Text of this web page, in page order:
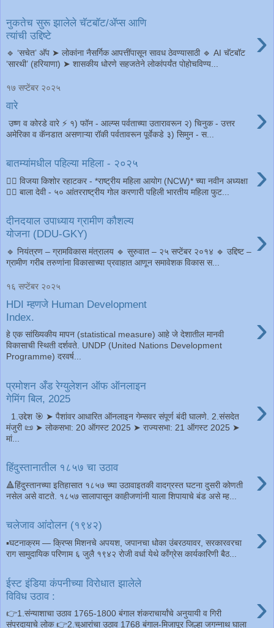
नुकतेच सुरू झालेले चॅटबॉट/ॲप्स आणि
त्यांची उद्दिष्टे
›
🔹 ‘सचेत’ अ‍ॅप ➤ लोकांना नैसर्गिक आपत्तींपासून सावध ठेवण्यासाठी 🔹 AI चॅटबॉट
‘सारथी’ (हरियाणा) ➤ शासकीय धोरणे सहजतेने लोकांपर्यंत पोहोचविण्य...
१७ सप्टेंबर २०२५
वारे ›
उष्ण व कोरडे वारे ⚡️ १) फॉन - आल्प्स पर्वताच्या उतारावरून २) चिनुक - उत्तर
अमेरिका व कॅनडात असणाऱ्या रॉकी पर्वतावरून पूर्वेकडे ३) सिमुन - स...
बातम्यांमधील पहिल्या महिला - २०२५ ›
१️⃣ विजया किशोर रहाटकर - *राष्ट्रीय महिला आयोग (NCW)* च्या नवीन अध्यक्षा
२️⃣ बाला देवी - ५० आंतरराष्ट्रीय गोल करणारी पहिली भारतीय महिला फुट...
दीनदयाल उपाध्याय ग्रामीण कौशल्य
योजना (DDU-GKY)
›
🔹 नियंत्रण – ग्रामविकास मंत्रालय 🔹 सुरुवात – २५ सप्टेंबर २०१४ 🔹 उद्दिष्ट –
ग्रामीण गरीब तरुणांना विकासाच्या प्रवाहात आणून समावेशक विकास स...
१६ सप्टेंबर २०२५
HDI म्हणजे Human Development
Index.
›
हे एक सांख्यिकीय मापन (statistical measure) आहे जे देशातील मानवी
विकासाची स्थिती दर्शवते. UNDP (United Nations Development
Programme) दरवर्ष...
प्रमोशन अँड रेग्युलेशन ऑफ ऑनलाइन
गेमिंग बिल, 2025
›
1.उद्देश 🎯 ➤ पैशांवर आधारित ऑनलाइन गेम्सवर संपूर्ण बंदी घालणे. 2.संसदेत
मंजुरी 📜 ➤ लोकसभा: 20 ऑगस्ट 2025 ➤ राज्यसभा: 21 ऑगस्ट 2025 ➤
मां...
हिंदुस्तानातील १८५७ चा उठाव ›
🔺हिंदुस्तानच्या इतिहासात १८५७ च्या उठावाइतकी वादग्रस्त घटना दुसरी कोणती
नसेल असे वाटते. १८५७ सालापासून काहीजणांनी याला शिपायाचे बंड असे म्ह...
चलेजाव आंदोलन (१९४२) ›
▪️घटनाक्रम ― क्रिप्स मिशनचे अपयश, जपानचा धोका उंबरठयावर, सरकारवरचा
राग सामुदायिक परिणाम ६ जुलै १९४२ रोजी वर्धा येथे काँग्रेस कार्यकारिणी बैठ...
ईस्ट इंडिया कंपनीच्या विरोधात झालेले
विविध उठाव :
›
👉1.संन्याशाचा उठाव 1765-1800 बंगाल शंकराचार्यांचे अनुयायी व गिरी
संप्रदायाचे लोक 👉2.चुआरांचा उठाव 1768 बंगाल-मिजापूर जिल्हा जगन्नाथ घाला